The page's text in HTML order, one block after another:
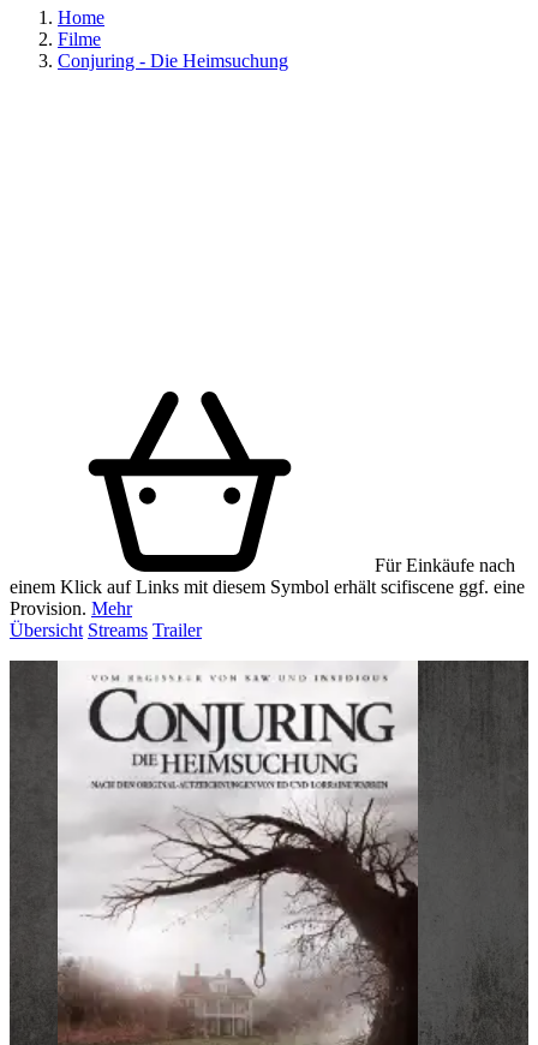
Home
Filme
Conjuring - Die Heimsuchung
Für Einkäufe nach
einem Klick auf Links mit diesem Symbol erhält scifiscene ggf. eine
Provision. Mehr
Übersicht Streams Trailer